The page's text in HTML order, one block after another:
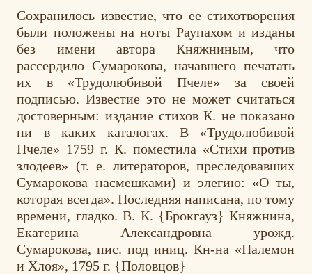
Сохранилось известие, что ее стихотворения
были положены на ноты Раупахом и изданы
без имени автора Княжниным, что
рассердило Сумарокова, начавшего печатать
их в «Трудолюбивой Пчеле» за своей
подписью. Известие это не может считаться
достоверным: издание стихов К. не показано
ни в каких каталогах. В «Трудолюбивой
Пчеле» 1759 г. К. поместила «Стихи против
злодеев» (т. е. литераторов, преследовавших
Сумарокова насмешками) и элегию: «О ты,
которая всегда». Последняя написана, по тому
времени, гладко. В. К. {Брокгауз} Княжнина,
Екатерина Александровна урожд.
Сумарокова, пис. под иниц. Кн-на «Палемон
и Хлоя», 1795 г. {Половцов}